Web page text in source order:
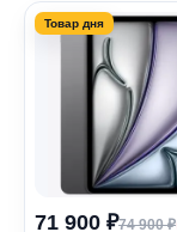
71 900 ₽74 900 ₽